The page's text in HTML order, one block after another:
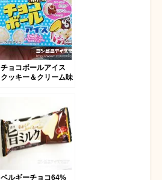
チョコボールアイス
クッキー＆クリーム味
ベルギーチョコ64%